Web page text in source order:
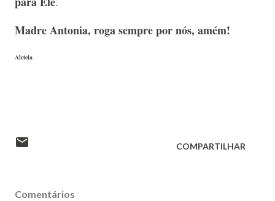
Madre Antonia, roga sempre por nós, amém!
Aleteia
COMPARTILHAR
Comentários